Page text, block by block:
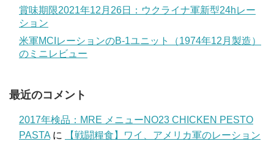
賞味期限2021年12月26日：ウクライナ軍新型24hレー
ション
米軍MCIレーションのB-1ユニット（1974年12月製造）
のミニレビュー
最近のコメント
2017年検品：MRE メニューNO23 CHICKEN PESTO
PASTA に
【戦闘糧食】ワイ、アメリカ軍のレーション